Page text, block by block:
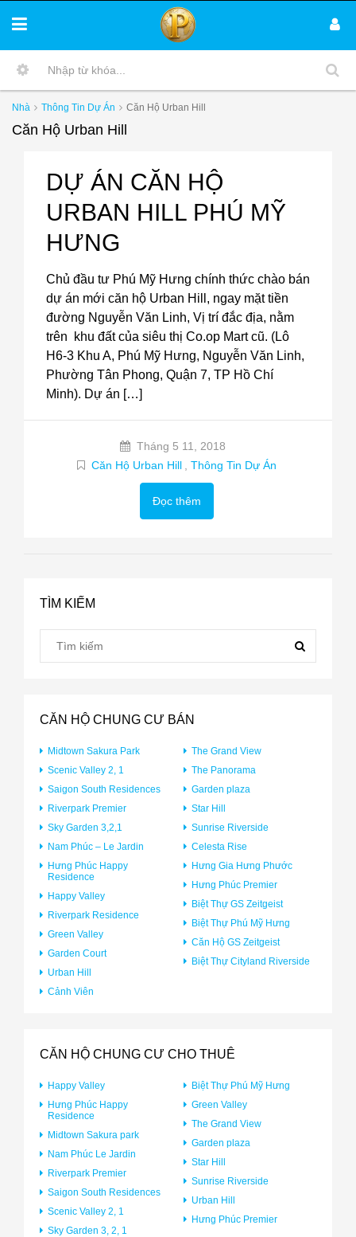
Nhà Thông Tin Dự Án Căn Hộ Urban Hill
Căn Hộ Urban Hill
DỰ ÁN CĂN HỘ
URBAN HILL PHÚ MỸ
HƯNG
Chủ đầu tư Phú Mỹ Hưng chính thức chào bán
dự án mới căn hộ Urban Hill, ngay mặt tiền
đường Nguyễn Văn Linh, Vị trí đắc địa, nằm
trên khu đất của siêu thị Co.op Mart cũ. (Lô
H6-3 Khu A, Phú Mỹ Hưng, Nguyễn Văn Linh,
Phường Tân Phong, Quận 7, TP Hồ Chí
Minh). Dự án […]
Tháng 5 11, 2018
Căn Hộ Urban Hill
Thông Tin Dự Án
Đọc thêm
TÌM KIẾM
CĂN HỘ CHUNG CƯ BÁN
Midtown Sakura Park
Scenic Valley 2, 1
Saigon South Residences
Riverpark Premier
Sky Garden 3,2,1
Nam Phúc – Le Jardin
Hưng Phúc Happy
Residence
Happy Valley
Riverpark Residence
Green Valley
Garden Court
Urban Hill
Cảnh Viên
The Grand View
The Panorama
Garden plaza
Star Hill
Sunrise Riverside
Celesta Rise
Hưng Gia Hưng Phước
Hưng Phúc Premier
Biệt Thự GS Zeitgeist
Biệt Thự Phú Mỹ Hưng
Căn Hộ GS Zeitgeist
Biệt Thự Cityland Riverside
CĂN HỘ CHUNG CƯ CHO THUÊ
Happy Valley
Hưng Phúc Happy
Residence
Midtown Sakura park
Nam Phúc Le Jardin
Riverpark Premier
Saigon South Residences
Scenic Valley 2, 1
Sky Garden 3, 2, 1
Biệt Thự Phú Mỹ Hưng
Green Valley
The Grand View
Garden plaza
Star Hill
Sunrise Riverside
Urban Hill
Hưng Phúc Premier